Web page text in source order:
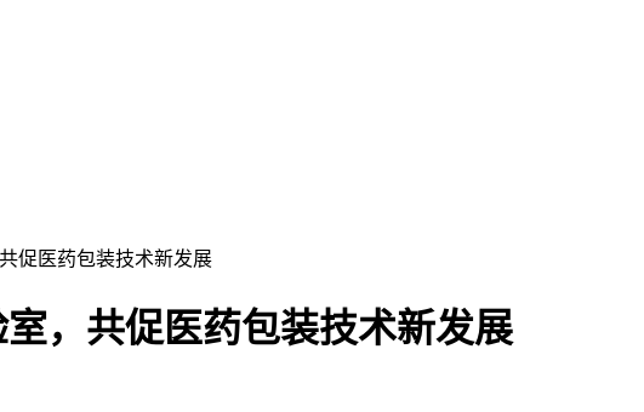
促医药包装技术新发展
，共促医药包装技术新发展